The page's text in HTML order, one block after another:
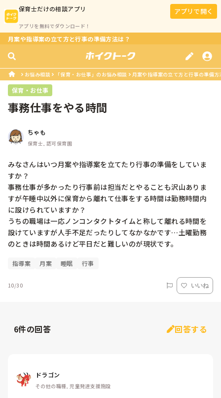
保育士だけの相談アプリ
アプリを無料でダウンロード！
アプリで開く
月案や指導案の立て方と行事の準備方法は？
お悩み相談 「保育・お仕事」のお悩み相談 月案や指導案の立て方と行事の準備方
保育・お仕事
事務仕事をやる時間
ちゃも
保育士, 認可保育園
みなさんはいつ月案や指導案を立てたり行事の準備をしていま
すか？
事務仕事が多かったり行事前は担当だとやることも沢山ありま
すが午睡中以外に保育から離れて仕事をする時間は勤務時間内
に設けられていますか？
うちの職場は一応ノンコンタクトタイムと称して離れる時間を
設けていますが人手不足だったりしてなかなかです…土曜勤務
のときは時間あるけど平日だと難しいのが現状です。
指導案 月案 睡眠 行事
10/30 いいね
6件の回答 回答する
ドラゴン
その他の職種, 児童発達支援施設